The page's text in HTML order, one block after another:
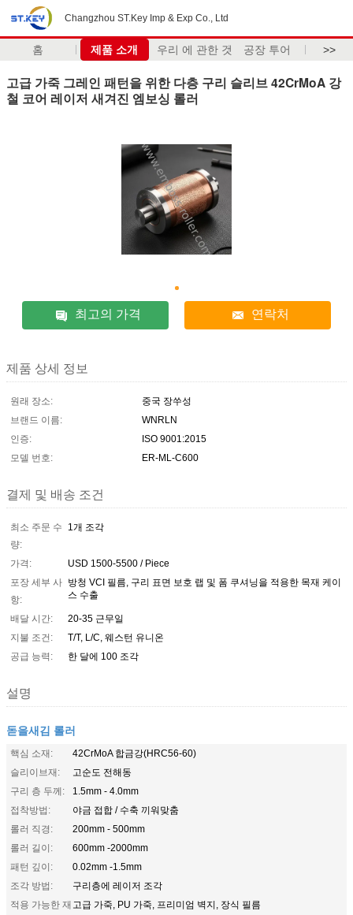
Changzhou ST.Key Imp & Exp Co., Ltd
홈 제품 소개 우리 에 관한 것 공장 투어 >>
고급 가죽 그레인 패턴을 위한 다층 구리 슬리브 42CrMoA 강
철 코어 레이저 새겨진 엠보싱 롤러
최고의 가격 연락처
제품 상세 정보
원래 장소:
중국 장쑤성
브랜드 이름:
WNRLN
인증:
ISO 9001:2015
모델 번호:
ER-ML-C600
결제 및 배송 조건
최소 주문 수
량:
1개 조각
가격:
USD 1500-5500 / Piece
포장 세부 사
항:
방청 VCI 필름, 구리 표면 보호 랩 및 폼 쿠셔닝을 적용한 목재 케이
스 수출
배달 시간:
20-35 근무일
지불 조건:
T/T, L/C, 웨스턴 유니온
공급 능력:
한 달에 100 조각
설명
돋을새김 롤러
핵심 소재:
42CrMoA 합금강(HRC56-60)
슬리이브재:
고순도 전해동
구리 층 두께:
1.5mm - 4.0mm
접착방법:
야금 접합 / 수축 끼워맞춤
롤러 직경:
200mm - 500mm
롤러 길이:
600mm -2000mm
패턴 깊이:
0.02mm -1.5mm
조각 방법:
구리층에 레이저 조각
적용 가능한 재 고급 가죽, PU 가죽, 프리미엄 벽지, 장식 필름